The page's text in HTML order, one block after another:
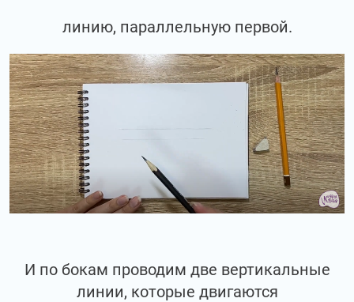
линию, параллельную первой.
И по бокам проводим две вертикальные
линии, которые двигаются